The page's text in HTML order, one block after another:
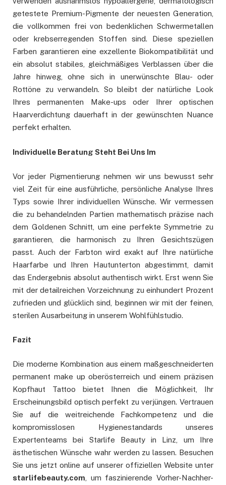
getestete Premium-Pigmente der neuesten Generation,
die vollkommen frei von bedenklichen Schwermetallen
oder krebserregenden Stoffen sind. Diese speziellen
Farben garantieren eine exzellente Biokompatibilität und
ein absolut stabiles, gleichmäßiges Verblassen über die
Jahre hinweg, ohne sich in unerwünschte Blau- oder
Rottöne zu verwandeln. So bleibt der natürliche Look
Ihres permanenten Make-ups oder Ihrer optischen
Haarverdichtung dauerhaft in der gewünschten Nuance
perfekt erhalten.
Individuelle Beratung Steht Bei Uns Im
Vor jeder Pigmentierung nehmen wir uns bewusst sehr
viel Zeit für eine ausführliche, persönliche Analyse Ihres
Typs sowie Ihrer individuellen Wünsche. Wir vermessen
die zu behandelnden Partien mathematisch präzise nach
dem Goldenen Schnitt, um eine perfekte Symmetrie zu
garantieren, die harmonisch zu Ihren Gesichtszügen
passt. Auch der Farbton wird exakt auf Ihre natürliche
Haarfarbe und Ihren Hautunterton abgestimmt, damit
das Endergebnis absolut authentisch wirkt. Erst wenn Sie
mit der detailreichen Vorzeichnung zu einhundert Prozent
zufrieden und glücklich sind, beginnen wir mit der feinen,
sterilen Ausarbeitung in unserem Wohlfühlstudio.
Fazit
Die moderne Kombination aus einem maßgeschneiderten
permanent make up oberösterreich und einem präzisen
Kopfhaut Tattoo bietet Ihnen die Möglichkeit, Ihr
Erscheinungsbild optisch perfekt zu verjüngen. Vertrauen
Sie auf die weitreichende Fachkompetenz und die
kompromisslosen Hygienestandards unseres
Expertenteams bei Starlife Beauty in Linz, um Ihre
ästhetischen Wünsche wahr werden zu lassen. Besuchen
Sie uns jetzt online auf unserer offiziellen Website unter
starlifebeauty.com , um faszinierende Vorher-Nachher-